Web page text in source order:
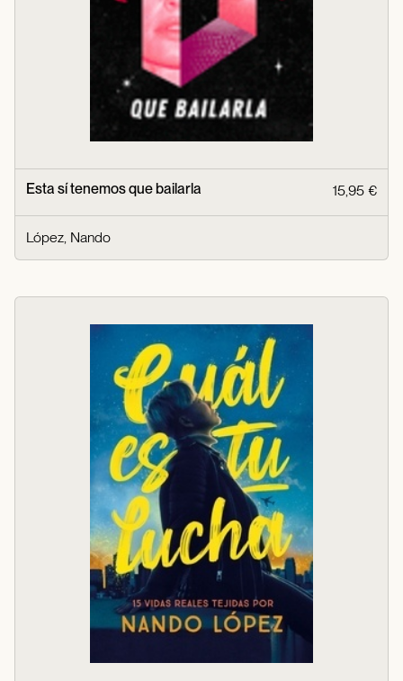
Esta sí tenemos que bailarla 15,95 €
López, Nando